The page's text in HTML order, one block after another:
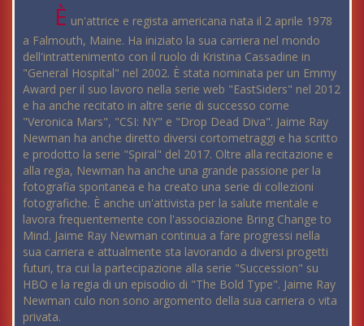
È un'attrice e regista americana nata il 2 aprile 1978
a Falmouth, Maine. Ha iniziato la sua carriera nel mondo
dell'intrattenimento con il ruolo di Kristina Cassadine in
"General Hospital" nel 2002. È stata nominata per un Emmy
Award per il suo lavoro nella serie web "EastSiders" nel 2012
e ha anche recitato in altre serie di successo come
"Veronica Mars", "CSI: NY" e "Drop Dead Diva". Jaime Ray
Newman ha anche diretto diversi cortometraggi e ha scritto
e prodotto la serie "Spiral" del 2017. Oltre alla recitazione e
alla regia, Newman ha anche una grande passione per la
fotografia spontanea e ha creato una serie di collezioni
fotografiche. È anche un'attivista per la salute mentale e
lavora frequentemente con l'associazione Bring Change to
Mind. Jaime Ray Newman continua a fare progressi nella
sua carriera e attualmente sta lavorando a diversi progetti
futuri, tra cui la partecipazione alla serie "Succession" su
HBO e la regia di un episodio di "The Bold Type". Jaime Ray
Newman culo non sono argomento della sua carriera o vita
privata.